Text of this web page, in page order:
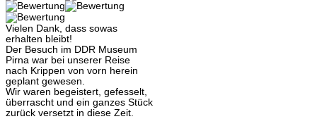
Vielen Dank, dass sowas
erhalten bleibt!
Der Besuch im DDR Museum
Pirna war bei unserer Reise
nach Krippen von vorn herein
geplant gewesen.
Wir waren begeistert, gefesselt,
überrascht und ein ganzes Stück
zurück versetzt in diese Zeit.